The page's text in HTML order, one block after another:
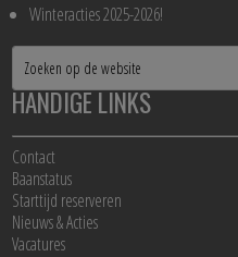
Winteracties 2025-2026!
HANDIGE LINKS
Contact
Baanstatus
Starttijd reserveren
Nieuws & Acties
Vacatures